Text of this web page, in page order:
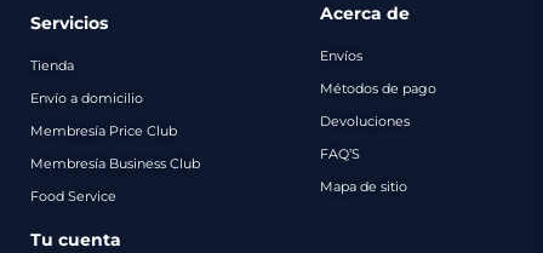
Servicios
Tienda
Envío a domicilio
Membresía Price Club
Membresía Business Club
Food Service
Acerca de
Envíos
Métodos de pago
Devoluciones
FAQ’S
Mapa de sitio
Tu cuenta